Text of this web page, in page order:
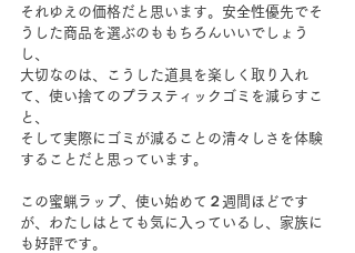
それゆえの価格だと思います。安全性優先でそ
うした商品を選ぶのももちろんいいでしょう
し、
大切なのは、こうした道具を楽しく取り入れ
て、使い捨てのプラスティックゴミを減らすこ
と、
そして実際にゴミが減ることの清々しさを体験
することだと思っています。
この蜜蝋ラップ、使い始めて２週間ほどです
が、わたしはとても気に入っているし、家族に
も好評です。